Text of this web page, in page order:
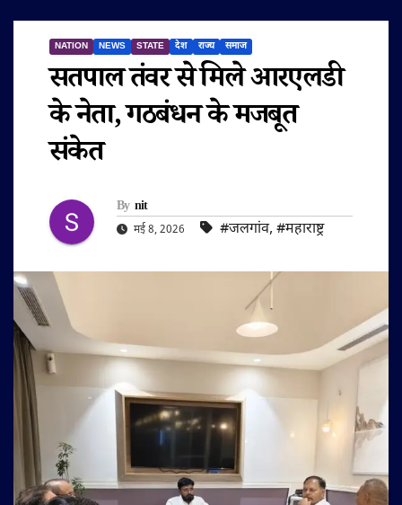
NATION NEWS STATE देश राज्य समाज
सतपाल तंवर से मिले आरएलडी
के नेता, गठबंधन के मजबूत
संकेत
By nit
मई 8, 2026 #जलगांव, #महाराष्ट्र